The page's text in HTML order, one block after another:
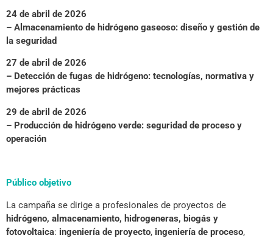
24 de abril de 2026
– Almacenamiento de hidrógeno gaseoso: diseño y gestión de
la seguridad
27 de abril de 2026
– Detección de fugas de hidrógeno: tecnologías, normativa y
mejores prácticas
29 de abril de 2026
– Producción de hidrógeno verde: seguridad de proceso y
operación
Público objetivo
La campaña se dirige a profesionales de proyectos de
hidrógeno, almacenamiento, hidrogeneras, biogás y
fotovoltaica: ingeniería de proyecto, ingeniería de proceso,